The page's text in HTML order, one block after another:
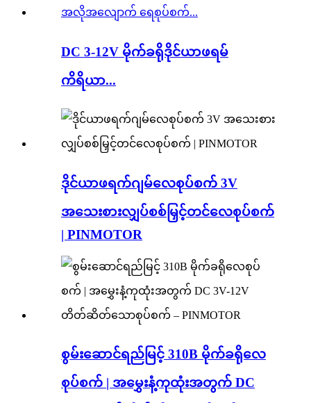
DC 3-12V မိုက်ခရိုဒိုင်ယာဖရမ်
ကိရိယာ...
ဒိုင်ယာဖရက်ဂျမ်လေစုပ်စက် 3V
အသေးစားလျှပ်စစ်မြှင့်တင်လေစုပ်စက်
| PINMOTOR
စွမ်းဆောင်ရည်မြင့် 310B မိုက်ခရိုလေ
စုပ်စက် | အမွှေးနံ့ကုထုံးအတွက် DC